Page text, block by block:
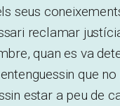
seus
reclamar
quan es va
que
estar a peu de